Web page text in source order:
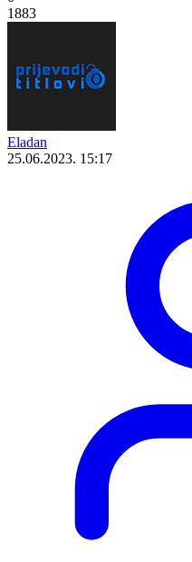
1883
Eladan
25.06.2023. 15:17